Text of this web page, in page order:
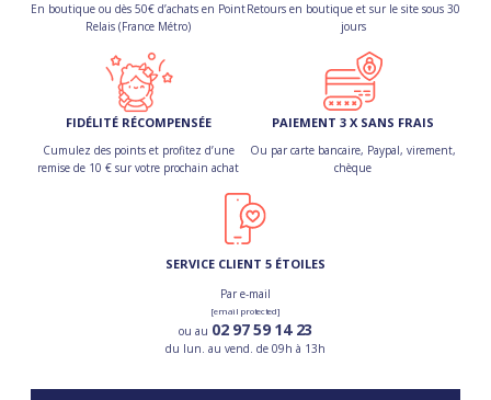
En boutique ou dès 50€ d’achats en Point
Relais (France Métro)
Retours en boutique et sur le site sous 30
jours
FIDÉLITÉ RÉCOMPENSÉE
Cumulez des points et profitez d’une
remise de 10 € sur votre prochain achat
PAIEMENT 3 X SANS FRAIS
Ou par carte bancaire, Paypal, virement,
chèque
SERVICE CLIENT 5 ÉTOILES
Par e-mail
[email protected]
ou au 02 97 59 14 23
du lun. au vend. de 09h à 13h